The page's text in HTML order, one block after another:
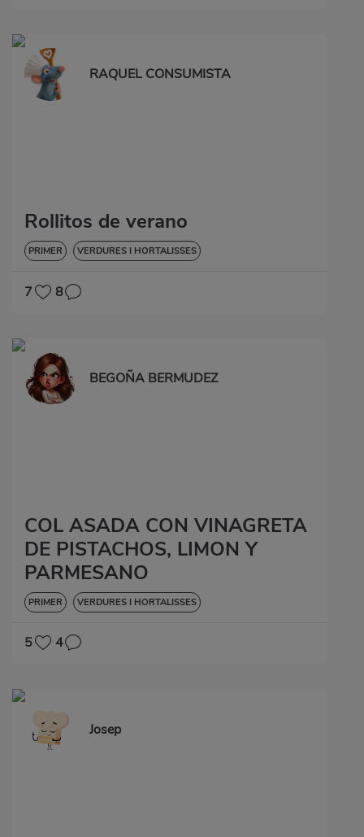
RAQUEL CONSUMISTA
Rollitos de verano
PRIMER VERDURES I HORTALISSES
7 8
BEGOÑA BERMUDEZ
COL ASADA CON VINAGRETA
DE PISTACHOS, LIMON Y
PARMESANO
PRIMER VERDURES I HORTALISSES
5 4
Josep